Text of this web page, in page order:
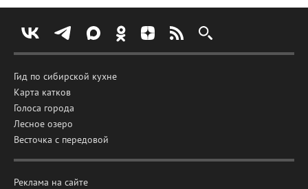
Гид по сибирской кухне
Карта катков
Голоса города
Лесное озеро
Весточка с передовой
Реклама на сайте